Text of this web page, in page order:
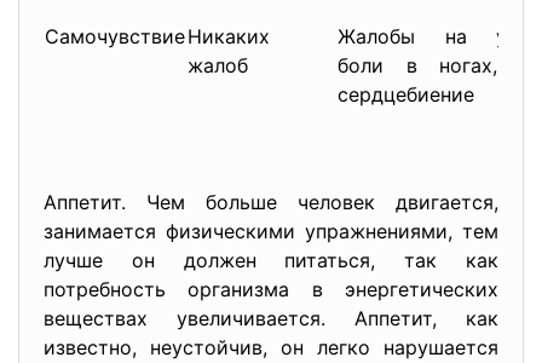
СамочувствиеНикаких
жалоб
Жалобы на
боли в ногах,
сердцебиение
Аппетит. Чем больше человек двигается,
занимается физическими упражнениями, тем
лучше он должен питаться, так как
потребность организма в энергетических
веществах увеличивается. Аппетит, как
известно, неустойчив, он легко нарушается